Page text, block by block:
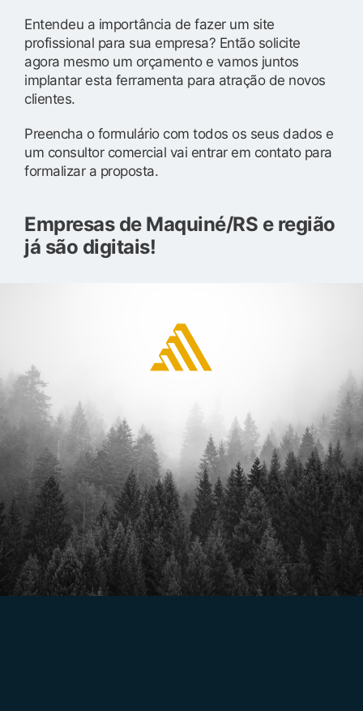
Entendeu a importância de fazer um site
profissional para sua empresa? Então solicite
agora mesmo um orçamento e vamos juntos
implantar esta ferramenta para atração de novos
clientes.
Preencha o formulário com todos os seus dados e
um consultor comercial vai entrar em contato para
formalizar a proposta.
Empresas de Maquiné/RS e região
já são digitais!